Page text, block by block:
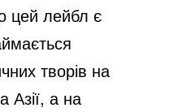
цей лейбл є
творів на
Азії, а на